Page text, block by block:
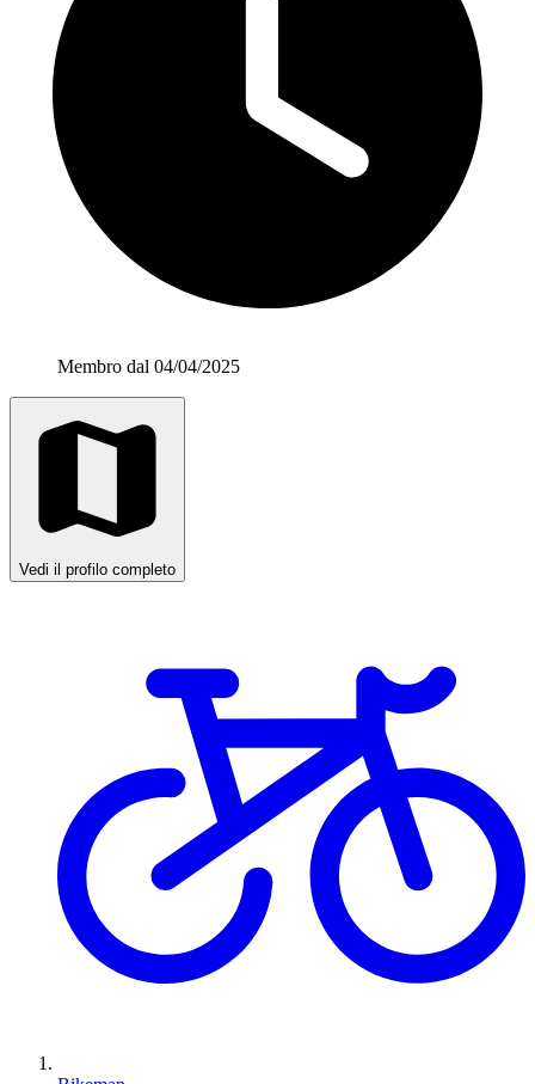
Membro dal 04/04/2025
Vedi il profilo completo